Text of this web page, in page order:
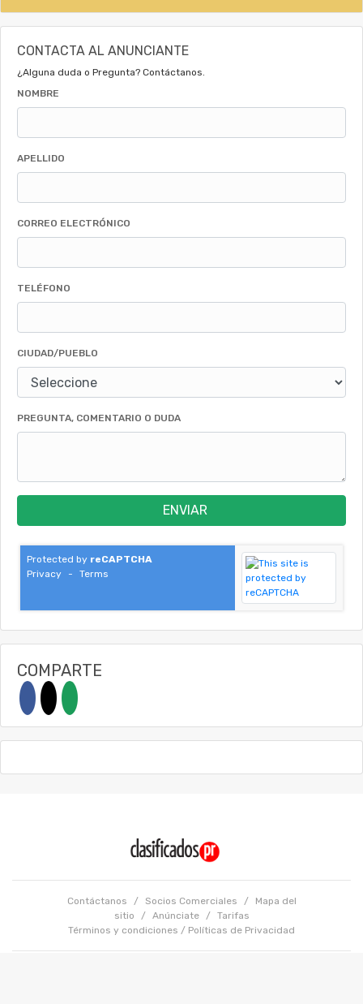
CONTACTA AL ANUNCIANTE
¿Alguna duda o Pregunta? Contáctanos.
NOMBRE
APELLIDO
CORREO ELECTRÓNICO
TELÉFONO
CIUDAD/PUEBLO
PREGUNTA, COMENTARIO O DUDA
ENVIAR
Protected by reCAPTCHA
Privacy
- Terms
COMPARTE
Contáctanos / Socios Comerciales /
Mapa del
sitio
/ Anúnciate /
Tarifas
Términos y condiciones / Políticas de Privacidad